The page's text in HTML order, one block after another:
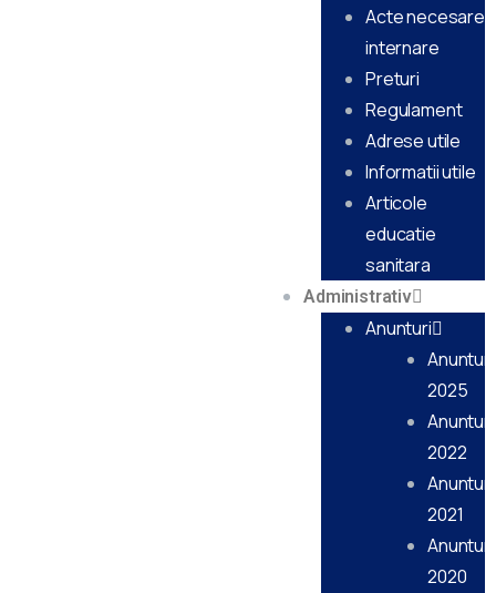
Acte necesare
internare
Preturi
Regulament
Adrese utile
Informatii utile
Articole
educatie
sanitara
Administrativ
Anunturi
Anunturi
2025
Anunturi
2022
Anunturi
2021
Anunturi
2020